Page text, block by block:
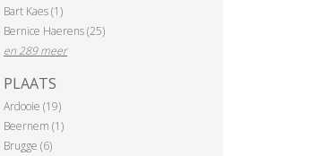
Bart Kaes (1)
Bernice Haerens (25)
en 289 meer
PLAATS
Ardooie (19)
Beernem (1)
Brugge (6)